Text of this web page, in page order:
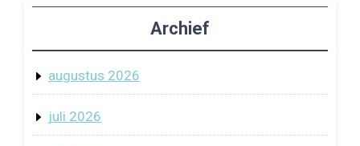
Archief
augustus 2026
juli 2026